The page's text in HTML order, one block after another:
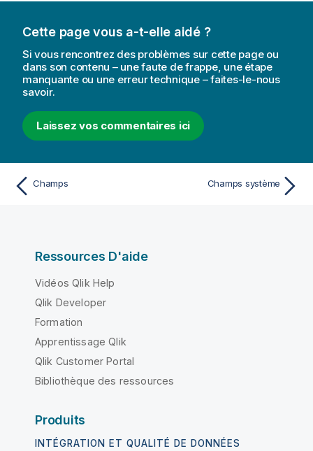
Cette page vous a-t-elle aidé ?
Si vous rencontrez des problèmes sur cette page ou
dans son contenu – une faute de frappe, une étape
manquante ou une erreur technique – faites-le-nous
savoir.
Laissez vos commentaires ici
Champs Champs système
Ressources D'aide
Vidéos Qlik Help
Qlik Developer
Formation
Apprentissage Qlik
Qlik Customer Portal
Bibliothèque des ressources
Produits
INTÉGRATION ET QUALITÉ DE DONNÉES